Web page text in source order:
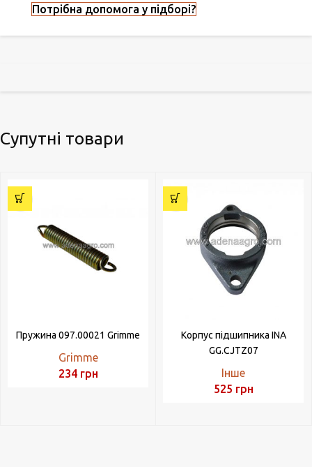
Потрібна допомога у підборі?
Супутні товари
Пружина 097.00021 Grimme
Grimme
234 грн
Корпус підшипника INA
GG.CJTZ07
Інше
525 грн